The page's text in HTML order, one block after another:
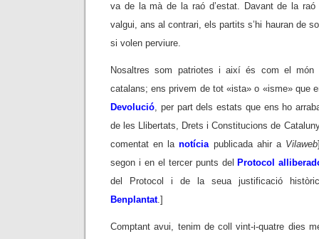
va de la mà de la raó d’estat. Davant de la raó
valgui, ans al contrari, els partits s’hi hauran de
si volen perviure.
Nosaltres som patriotes i així és com el món
catalans; ens privem de tot «ista» o «isme» que
Devolució, per part dels estats que ens ho
de les Llibertats, Drets i Constitucions de
comentat en lanotíciapublicada ahir a Vilaweb
segon i en el tercer punts del Protocol
del Protocol i de la seua justificació
Benplantat.]
Comptant avui, tenim de coll vint-i-quatre dies